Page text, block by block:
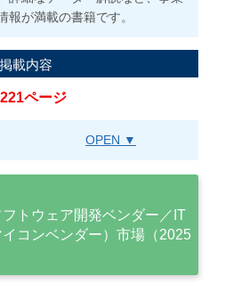
報が満載の書籍です。
掲載内容
ページ
OPEN ▼
トウェア開発ベンダー／IT
コンベンダー）市場（2025